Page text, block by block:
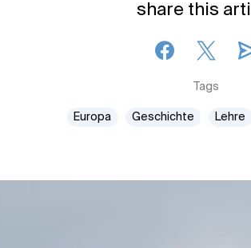
share this
Tags
Europa Geschichte Lehre